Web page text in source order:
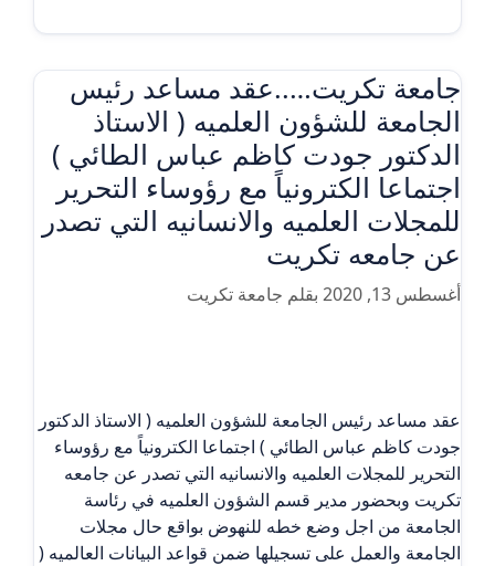
جامعة تكريت…..عقد مساعد رئيس
الجامعة للشؤون العلميه ( الاستاذ
الدكتور جودت كاظم عباس الطائي )
اجتماعا الكترونياً مع رؤوساء التحرير
للمجلات العلميه والانسانيه التي تصدر
عن جامعه تكريت
أغسطس 13, 2020 بقلم جامعة تكريت
عقد مساعد رئيس الجامعة للشؤون العلميه ( الاستاذ الدكتور
جودت كاظم عباس الطائي ) اجتماعا الكترونياً مع رؤوساء
التحرير للمجلات العلميه والانسانيه التي تصدر عن جامعه
تكريت وبحضور مدير قسم الشؤون العلميه في رئاسة
الجامعة من اجل وضع خطه للنهوض بواقع حال مجلات
الجامعة والعمل على تسجيلها ضمن قواعد البيانات العالميه (